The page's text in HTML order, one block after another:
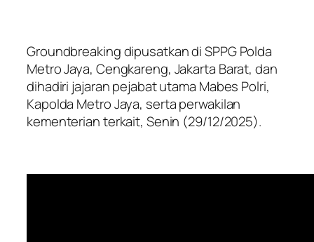
Groundbreaking dipusatkan di SPPG Polda
Metro Jaya, Cengkareng, Jakarta Barat, dan
dihadiri jajaran pejabat utama Mabes Polri,
Kapolda Metro Jaya, serta perwakilan
kementerian terkait, Senin (29/12/2025).